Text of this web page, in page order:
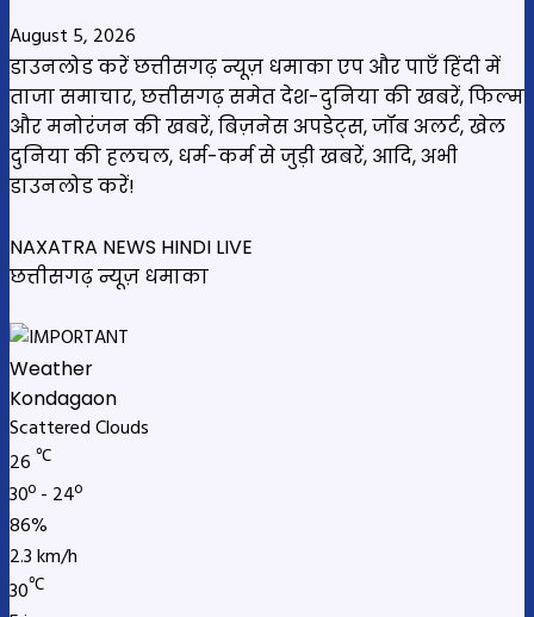
August 5, 2026
डाउनलोड करें छत्तीसगढ़ न्यूज़ धमाका एप और पाएँ हिंदी में
ताजा समाचार, छत्तीसगढ़ समेत देश-दुनिया की खबरें, फिल्म
और मनोरंजन की खबरें, बिज़नेस अपडेट्स, जॉब अलर्ट, खेल
दुनिया की हलचल, धर्म-कर्म से जुड़ी खबरें, आदि, अभी
डाउनलोड करें!
NAXATRA NEWS HINDI LIVE
छत्तीसगढ़ न्यूज़ धमाका
Weather
Kondagaon
Scattered Clouds
26 ℃
30º - 24º
86%
2.3 km/h
30℃